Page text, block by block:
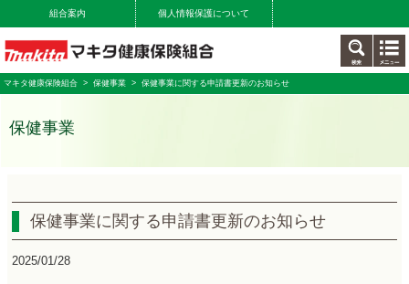
組合案内 個人情報保護について
マキタ健康保険組合 > 保健事業 > 保健事業に関する申請書更新のお知らせ
保健事業
保健事業に関する申請書更新のお知らせ
2025/01/28